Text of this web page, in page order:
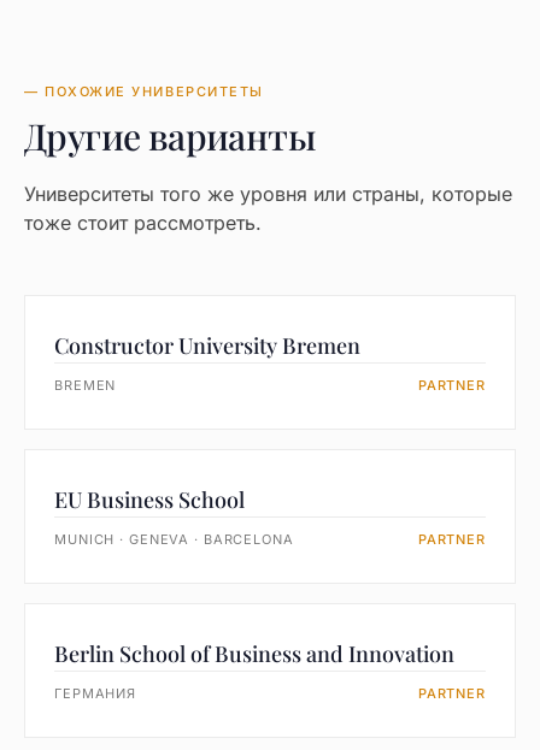
— ПОХОЖИЕ УНИВЕРСИТЕТЫ
Другие варианты
Университеты того же уровня или страны, которые
тоже стоит рассмотреть.
Constructor University Bremen
BREMEN PARTNER
EU Business School
MUNICH · GENEVA · BARCELONA PARTNER
Berlin School of Business and Innovation
ГЕРМАНИЯ PARTNER